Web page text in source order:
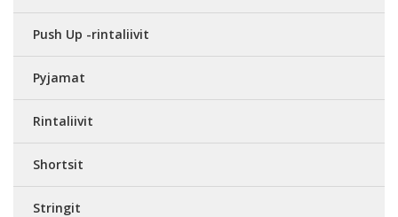
Push Up -rintaliivit
Pyjamat
Rintaliivit
Shortsit
Stringit